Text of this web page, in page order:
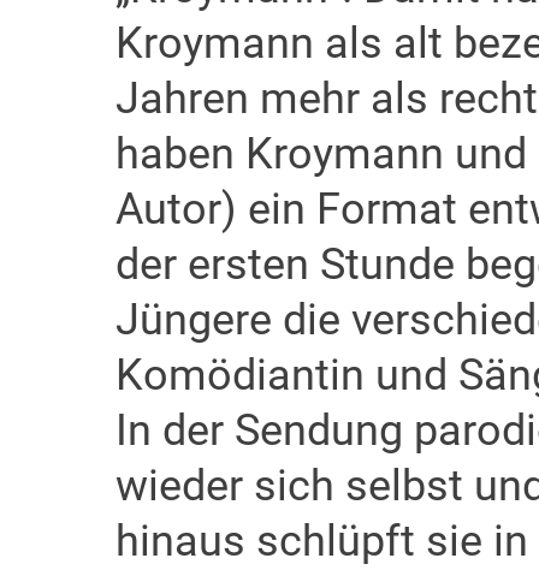
Kroymann als alt
Jahren mehr als
haben Kroymann
Autor) ein Format
der ersten Stunde
Jüngere die
Komödiantin und
In der Sendung
wieder sich selbst
hinaus schlüpft sie